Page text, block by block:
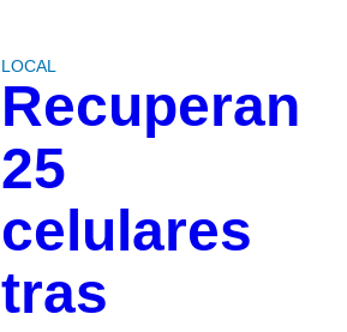
LOCAL
Recuperan
25
celulares
tras